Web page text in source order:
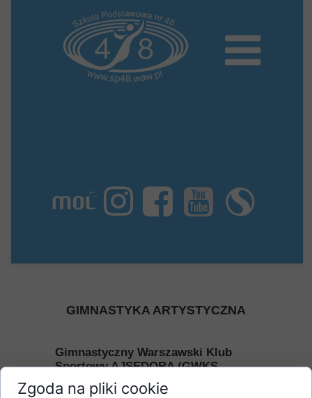
GIMNASTYKA ARTYSTYCZNA
Gimnastyczny Warszawski Klub
Sportowy AJSEDORA (GWKS
Ajsedora)
Zgoda na pliki cookie